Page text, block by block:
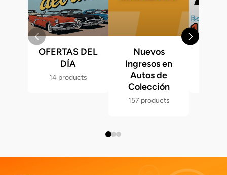
OFERTAS DEL
DÍA
14 products
Nuevos
Ingresos en
Autos de
Colección
157 products